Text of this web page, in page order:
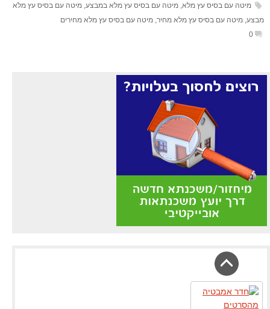
מיטה עם בסיס עץ מלא, מיטה עם בסיס עץ מלא במבצע, מיטה עם בסיס עץ מלא
מבצע מיטה עם בסיס עץ מלא מחיר מיטה עם בסיס עץ מלא מחירים
0